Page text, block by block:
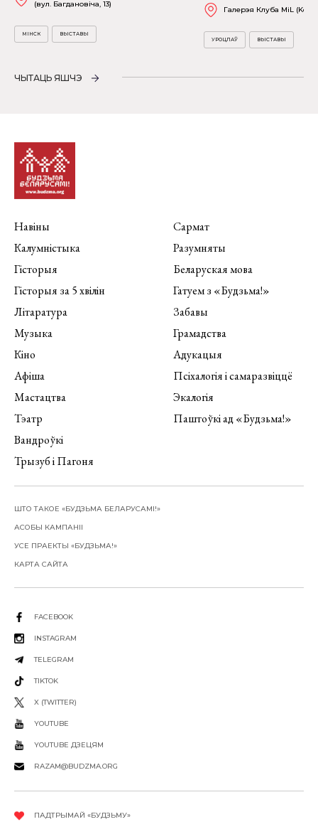
(вул. Багдановіча, 13)
МІНСК ВЫСТАВЫ
Галерэя Клуба MiL
УРОЦЛАЎ ВЫСТАВЫ
ЧЫТАЦЬ ЯШЧЭ
Навіны
Калумністыка
Гісторыя
Гісторыя за 5 хвілін
Літаратура
Музыка
Кіно
Афіша
Мастацтва
Тэатр
Вандроўкі
Трызуб і Пагоня
Сармат
Разумняты
Беларуская мова
Гатуем з «Будзьма!»
Забавы
Грамадства
Адукацыя
Псіхалогія і самаразвіццё
Экалогія
Паштоўкі ад «Будзьма!»
ШТО ТАКОЕ «БУДЗЬМА БЕЛАРУСАМІ!»
АСОБЫ КАМПАНІІ
УСЕ ПРАЕКТЫ «БУДЗЬМА!»
КАРТА САЙТА
FACEBOOK
INSTAGRAM
TELEGRAM
TIKTOK
X (TWITTER)
YOUTUBE
YOUTUBE ДЗЕЦЯМ
RAZAM@BUDZMA.ORG
ПАДТРЫМАЙ «БУДЗЬМУ»